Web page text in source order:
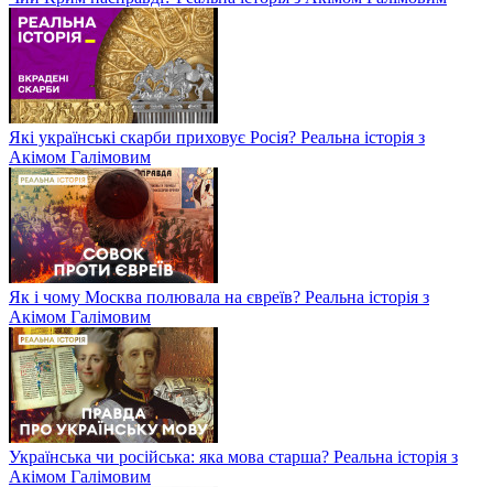
Які українські скарби приховує Росія? Реальна історія з
Акімом Галімовим
Як і чому Москва полювала на євреїв? Реальна історія з
Акімом Галімовим
Українська чи російська: яка мова старша? Реальна історія з
Акімом Галімовим